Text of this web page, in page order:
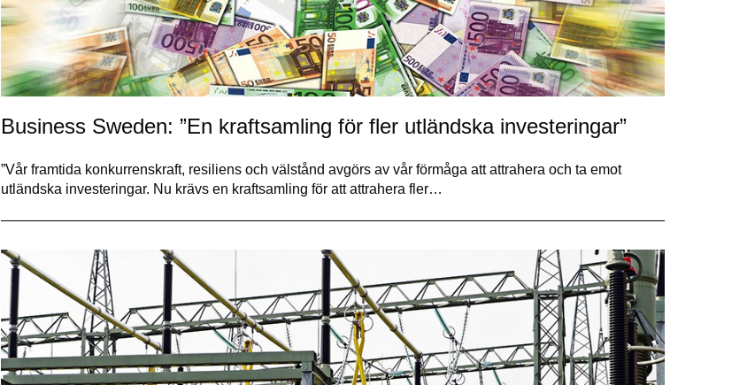
Business Sweden: ”En kraftsamling för fler utländska investeringar”
”Vår framtida konkurrenskraft, resiliens och välstånd avgörs av vår förmåga att attrahera och ta emot
utländska investeringar. Nu krävs en kraftsamling för att attrahera fler…